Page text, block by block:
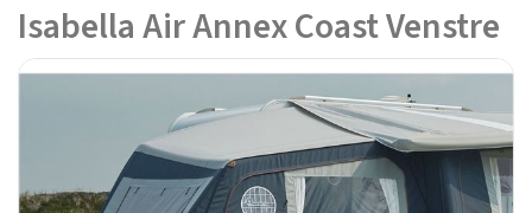
Isabella Air Annex Coast Venstre